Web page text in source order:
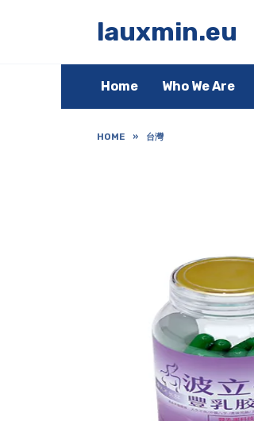
lauxmin.eu
Home Who We Are
HOME » 台灣